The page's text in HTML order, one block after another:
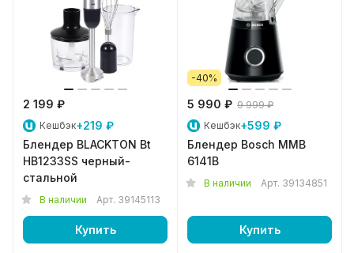
2 199 ₽
Кешбэк+219 ₽
Блендер BLACKTON Bt
HB1233SS черный-
стальной
В наличии Арт. 39145113
Купить
-40%
5 990 ₽ 9 999 ₽
Кешбэк+599 ₽
Блендер Bosch MMB
6141B
В наличии Арт. 39134851
Купить